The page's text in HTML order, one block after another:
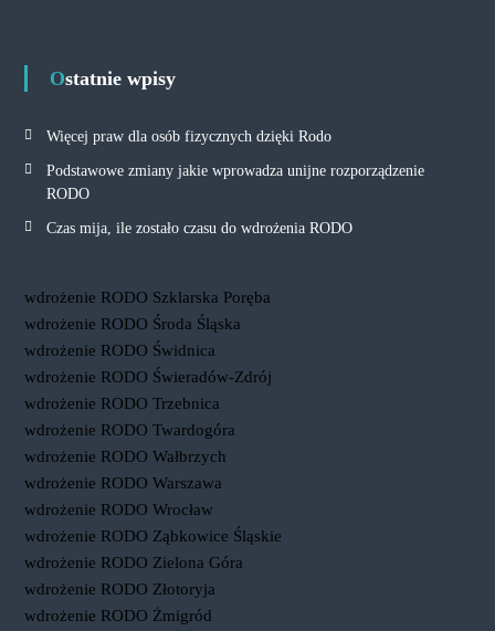
Ostatnie wpisy
Więcej praw dla osób fizycznych dzięki Rodo
Podstawowe zmiany jakie wprowadza unijne rozporządzenie
RODO
Czas mija, ile zostało czasu do wdrożenia RODO
wdrożenie RODO Szklarska Poręba
wdrożenie RODO Środa Śląska
wdrożenie RODO Świdnica
wdrożenie RODO Świeradów-Zdrój
wdrożenie RODO Trzebnica
wdrożenie RODO Twardogóra
wdrożenie RODO Wałbrzych
wdrożenie RODO Warszawa
wdrożenie RODO Wrocław
wdrożenie RODO Ząbkowice Śląskie
wdrożenie RODO Zielona Góra
wdrożenie RODO Złotoryja
wdrożenie RODO Żmigród